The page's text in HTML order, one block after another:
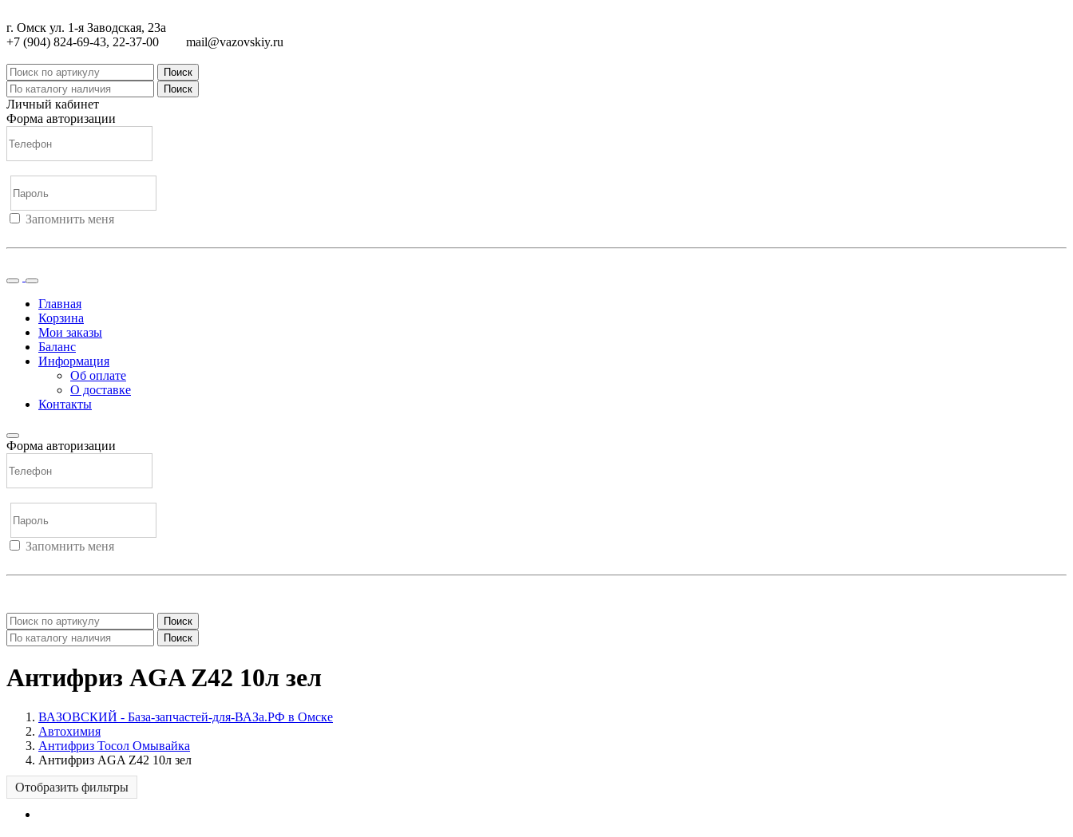
г. Омск ул. 1-я Заводская, 23а
+7 (904) 824-69-43, 22-37-00
mail@vazovskiy.ru
Поиск
Поиск
Личный кабинет
Форма авторизации
Запомнить меня
Главная
Корзина
Мои заказы
Баланс
Информация
Об оплате
О доставке
Контакты
Форма авторизации
Запомнить меня
Поиск
Поиск
Антифриз AGA Z42 10л зел
ВАЗОВСКИЙ - База-запчастей-для-ВАЗа.РФ в Омске
Автохимия
Антифриз Тосол Омывайка
Антифриз AGA Z42 10л зел
Отобразить фильтры